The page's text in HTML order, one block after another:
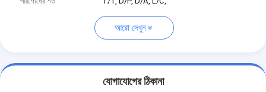
আরো দেখুন
যোগাযোগের ঠিকানা